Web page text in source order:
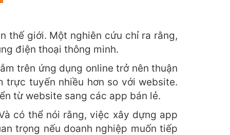
thế giới. Một nghiên cứu chỉ ra rằng,
điện thoại thông minh.
trên ứng dụng online trở nên thuận
trực tuyến nhiều hơn so với website.
từ website sang các app bán lẻ.
có thể nói rằng, việc xây dựng app
trọng nếu doanh nghiệp muốn tiếp